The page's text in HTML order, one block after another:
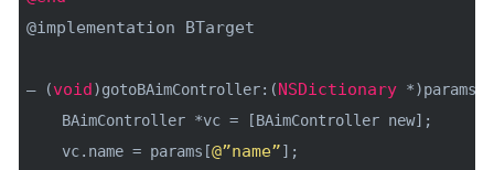
@implementation
BTarget
– (void)gotoBAimController:(NSDictionary *)params {
BAimController *vc = [BAimController new];
vc.name = params[@”name”];